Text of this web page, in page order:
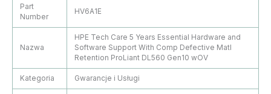
Part
Number
HV6A1E
Nazwa
HPE Tech Care 5 Years Essential Hardware and
Software Support With Comp Defective Matl
Retention ProLiant DL560 Gen10 wOV
Kategoria Gwarancje i Usługi